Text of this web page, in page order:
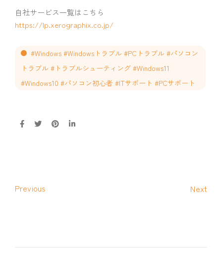
自社サービス一覧はこちら
https://lp.xerographix.co.jp/
#Windows #Windowsトラブル #PCトラブル #パソコン
トラブル #トラブルシューティング #Windows11
#Windows10 #パソコン初心者 #ITサポート #PCサポート
Previous Next